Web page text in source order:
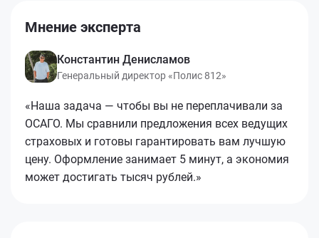
Мнение эксперта
Константин Денисламов
Генеральный директор «Полис 812»
«Наша задача — чтобы вы не переплачивали за
ОСАГО. Мы сравнили предложения всех ведущих
страховых и готовы гарантировать вам лучшую
цену. Оформление занимает 5 минут, а экономия
может достигать тысяч рублей.»